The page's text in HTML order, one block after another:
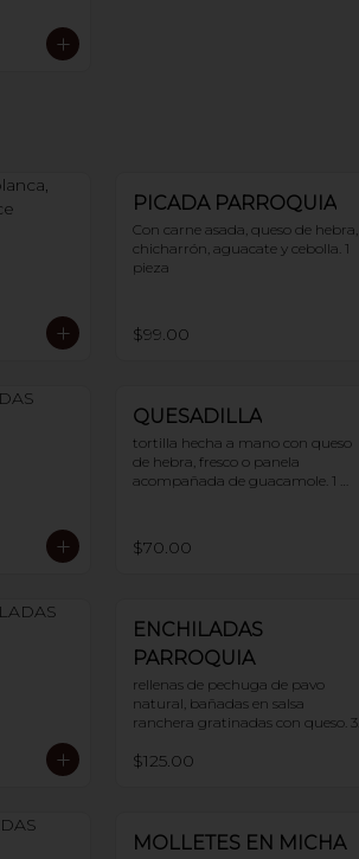
PICADA PARROQUIA
Con carne asada, queso de hebra,
chicharrón, aguacate y cebolla. 1
pieza
$99.00
QUESADILLA
tortilla hecha a mano con queso
de hebra, fresco o panela
acompañada de guacamole. 1
$70.00
ENCHILADAS
PARROQUIA
rellenas de pechuga de pavo
natural, bañadas en salsa
ranchera gratinadas con queso. 3
$125.00
MOLLETES EN MICHA